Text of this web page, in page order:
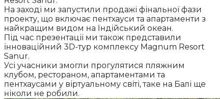
На заході ми запустили продажі фінальної фази
проекту, що включає пентхауси та апартаменти з
найкращим видом на Індійський океан.
Під час презентації ми також представили
інноваційний 3D-тур комплексу Magnum Resort
Sanur.
Усі учасники змогли прогулятися пляжним
клубом, рестораном, апартаментами та
пентхаусами у віртуальному світі, таке на Балі ще
ніколи не робили.